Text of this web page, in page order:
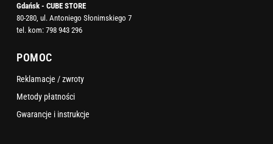
Gdańsk - CUBE STORE
80-280, ul. Antoniego Słonimskiego 7
tel. kom: 798 943 296
POMOC
Reklamacje / zwroty
Metody płatności
Gwarancje i instrukcje